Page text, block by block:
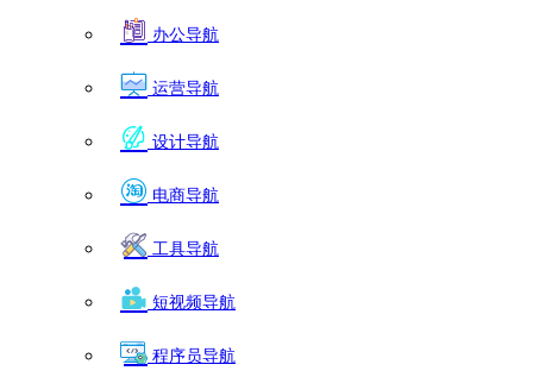
办公导航
运营导航
设计导航
电商导航
工具导航
短视频导航
程序员导航